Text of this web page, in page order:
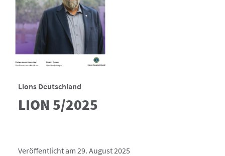
Lions Deutschland
LION 5/2025
Veröffentlicht am 29. August 2025